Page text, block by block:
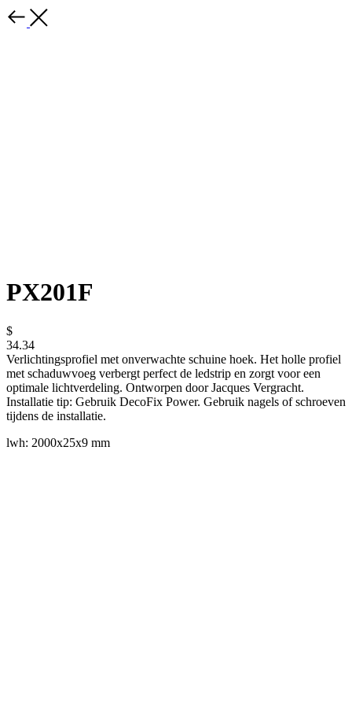
PX201F
$
34.34
Verlichtingsprofiel met onverwachte schuine hoek. Het holle profiel
met schaduwvoeg verbergt perfect de ledstrip en zorgt voor een
optimale lichtverdeling. Ontworpen door Jacques Vergracht.
Installatie tip: Gebruik DecoFix Power. Gebruik nagels of schroeven
tijdens de installatie.
lwh: 2000x25x9 mm